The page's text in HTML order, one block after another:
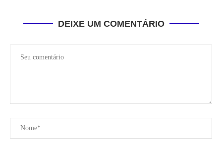
DEIXE UM COMENTÁRIO